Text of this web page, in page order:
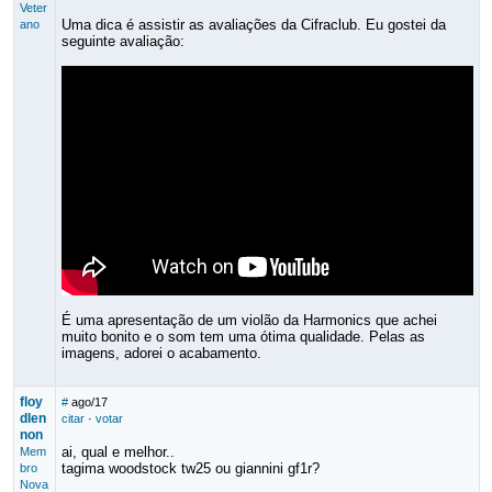
Veter
ano
Uma dica é assistir as avaliações da Cifraclub. Eu gostei da
seguinte avaliação:
É uma apresentação de um violão da Harmonics que achei
muito bonito e o som tem uma ótima qualidade. Pelas as
imagens, adorei o acabamento.
floy
dlen
non
Mem
bro
Nova
# ago/17
citar· votar
ai, qual e melhor..
tagima woodstock tw25 ou giannini gf1r?